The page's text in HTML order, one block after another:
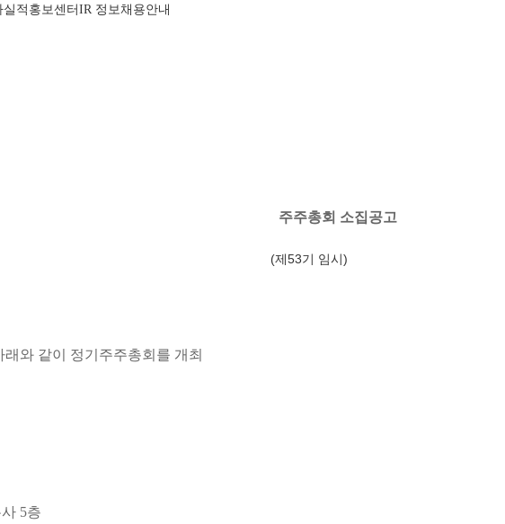
실적 홍보센터 IR 정보채용안내
주주총회 소집공고
(제53기 임시)
와 같이 정기주주총회를 개최
5층